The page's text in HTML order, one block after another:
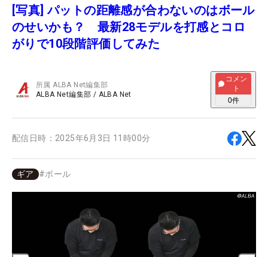
[写真] パットの距離感が合わないのはボール
のせいかも？ 最新28モデルを打感とコロ
がりで10段階評価してみた
所属ALBA Net編集部
ALBA Net編集部 / ALBA Net
コメン
ト
0件
配信日時： 2025年6月3日 11時00分
ギア #ボール